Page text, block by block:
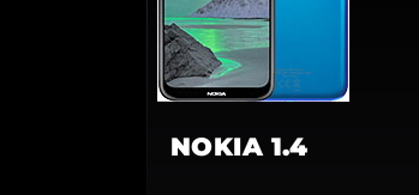
NOKIA 1.4